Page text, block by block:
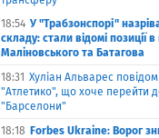
18:54 У "Трабзонспорі"
складу: стали відомі позиції
Малiновського та Батагова
18:31 Хуліан Альварес
"Атлетико", що хоче перейти
"Барселони"
18:18 Forbes Ukraine: Ворог